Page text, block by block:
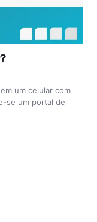
um celular com
se um portal de